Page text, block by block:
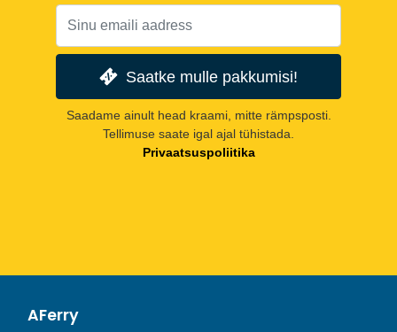
Saatke mulle pakkumisi!
Saadame ainult head kraami, mitte rämpsposti.
Tellimuse saate igal ajal tühistada.
Privaatsuspoliitika
AFerry